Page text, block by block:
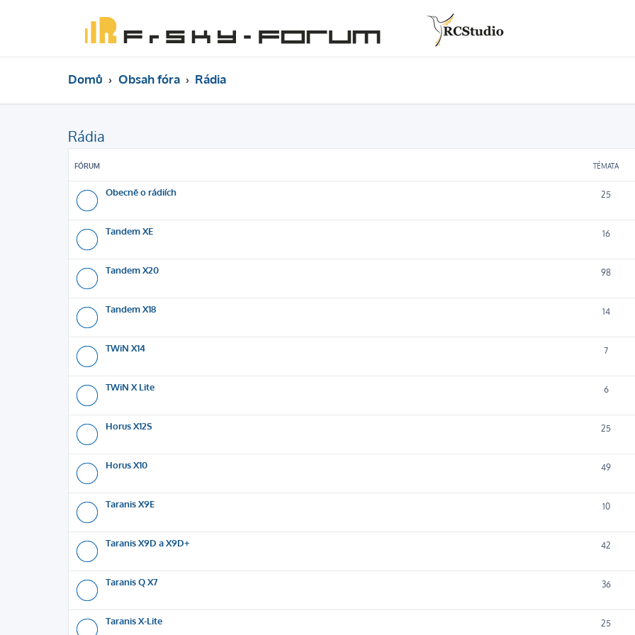
Domů Obsah fóra Rádia
Rádia
FÓRUM TÉMATA
Obecně o rádiích 25
Tandem XE 16
Tandem X20 98
Tandem X18 14
TWiN X14 7
TWiN X Lite 6
Horus X12S 25
Horus X10 49
Taranis X9E 10
Taranis X9D a X9D+ 42
Taranis Q X7 36
Taranis X-Lite 25